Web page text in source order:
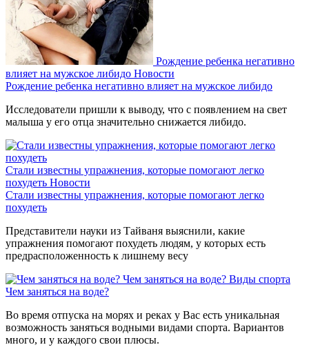
Рождение ребенка негативно
влияет на мужское либидо Новости
Рождение ребенка негативно влияет на мужское либидо
Исследователи пришли к выводу, что с появлением на свет
малыша у его отца значительно снижается либидо.
Стали известны упражнения, которые помогают легко
похудеть Новости
Стали известны упражнения, которые помогают легко
похудеть
Представители науки из Тайваня выяснили, какие
упражнения помогают похудеть людям, у которых есть
предрасположенность к лишнему весу
Чем заняться на воде? Виды спорта
Чем заняться на воде?
Во время отпуска на морях и реках у Вас есть уникальная
возможность заняться водными видами спорта. Вариантов
много, и у каждого свои плюсы.